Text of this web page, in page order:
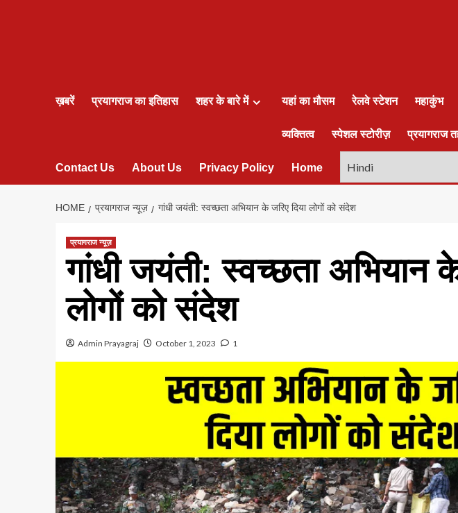
ख़बरें प्रयागराज का इतिहास शहर के बारे में यहां का मौसम रेलवे स्टेशन महाकुंभ
व्यक्तित्व स्पेशल स्टोरीज़ प्रयागराज
Contact Us About Us Privacy Policy Home
HOME प्रयागराज न्यूज़ गांधी जयंती: स्वच्छता अभियान के जरिए दिया लोगों को संदेश
प्रयागराज न्यूज़
गांधी जयंती: स्वच्छता अभियान
लोगों को संदेश
Admin Prayagraj October 1, 2023 1